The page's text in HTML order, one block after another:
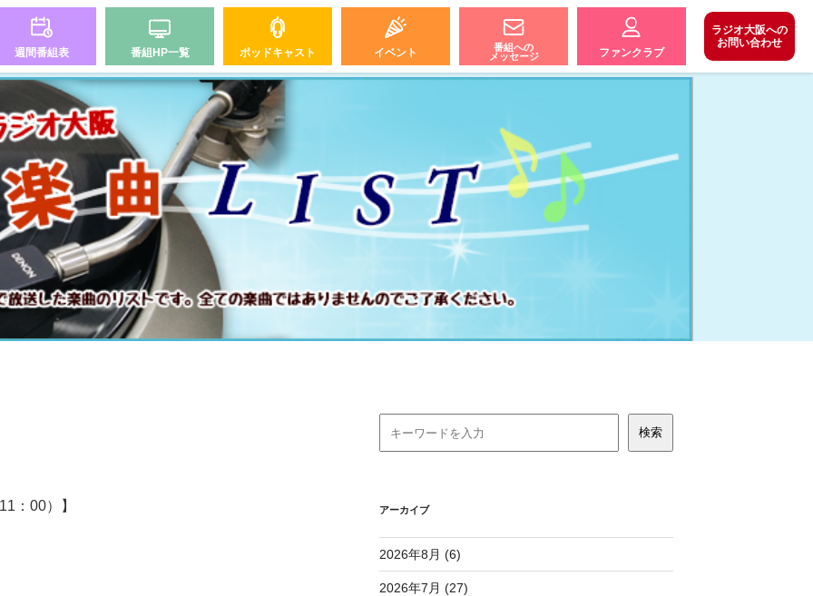
週間番組表 番組HP一覧 ポッドキャスト イベント
番組への
メッセージ
ファンクラブ
ラジオ大阪への
お問い合わせ
：00）】 アーカイブ
2026年8月 (6)
2026年7月 (27)